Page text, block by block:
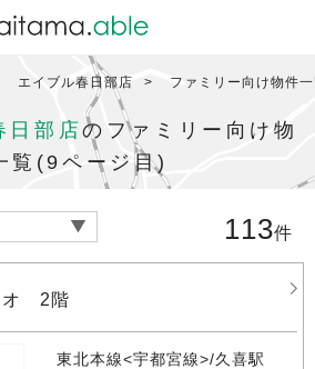
エイブル春日部店 ファミリー向け物件
日部店のファミリー向け物
覧(9ページ目)
113件
オ 2階
東北本線<宇都宮線>/久喜駅